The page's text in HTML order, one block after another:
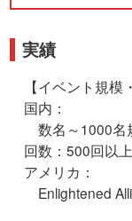
実績
【イベント規模
国内：
数名～1000名
回数：500回以上
アメリカ：
Enlightened